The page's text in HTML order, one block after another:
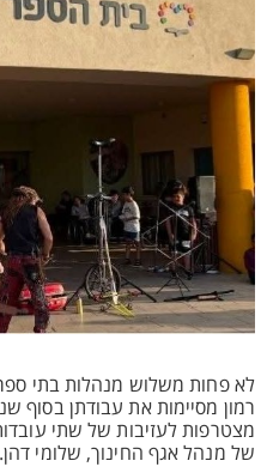
לא פחות משלוש מנהלות בתי ספר
רמון מסיימות את עבודתן בסוף
מצטרפות לעזיבות של שתי
של מנהל אגף החינוך, שלומי דהן.